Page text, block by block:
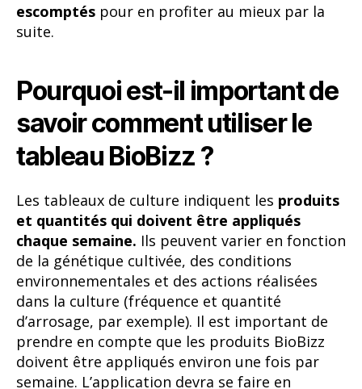
chaque semaine.Ils peuvent varier en fonction
de la génétique cultivée, des conditions
environnementales et des actions réalisées
dans la culture (fréquence et quantité
d’arrosage, par exemple). Il est important de
prendre en compte que les produits BioBizz
doivent être appliqués environ une fois par
semaine. L’application devra se faire en
alternant un arrosage à l’eau seulementavec
un arrosage contenant le mélange de
produitsindiqué sur le tableau. Les doses de
produits sont indiquées enmillilitres par litre
d’eau.